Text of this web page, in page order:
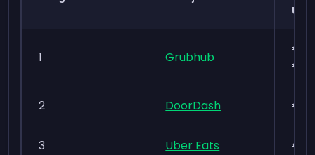
Uur
1 Grubhub
€
€
2 DoorDash €
3 Uber Eats €